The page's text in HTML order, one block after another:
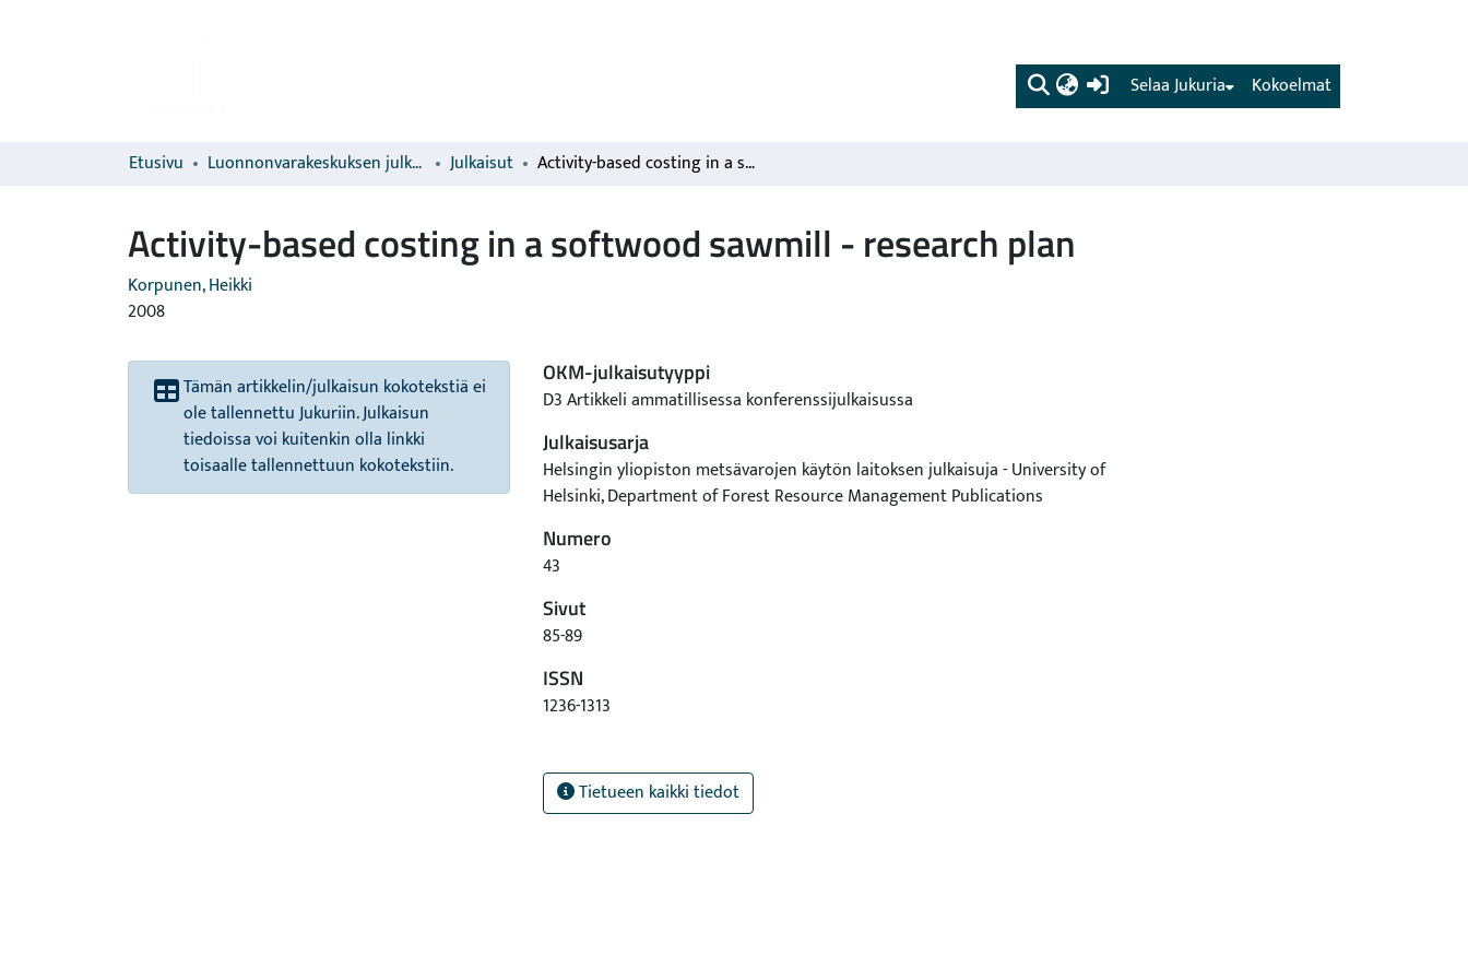
(current) Kokoelmat
Selaa Jukuria
Etusivu Luonnonvarakeskuksen julkaisut Julkaisut Activity-based costing in a softwood sawmill - research plan
Activity-based costing in a softwood sawmill - research plan
Korpunen, Heikki
2008
Tämän artikkelin/julkaisun kokotekstiä ei
ole tallennettu Jukuriin. Julkaisun
tiedoissa voi kuitenkin olla linkki
toisaalle tallennettuun kokotekstiin.
OKM-julkaisutyyppi
D3 Artikkeli ammatillisessa konferenssijulkaisussa
Julkaisusarja
Helsingin yliopiston metsävarojen käytön laitoksen julkaisuja - University of
Helsinki, Department of Forest Resource Management Publications
Numero
43
Sivut
85-89
ISSN
1236-1313
Tietueen kaikki tiedot